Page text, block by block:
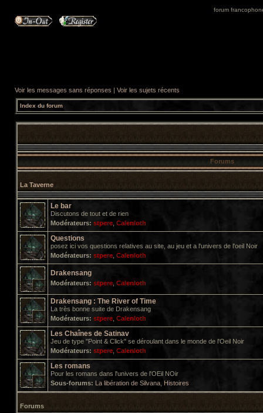
forum
Voir les messages sans réponses | Voir les sujets récents
Index du forum
Forums
La Taverne
Le bar
Discutons de tout et de rien
Modérateurs: stpere Calenloth
Questions
posez ici vos questions relatives au site, au jeu et a l'univers de l'oeil Noir
Modérateurs: stpere Calenloth
Drakensang
Modérateurs: stpere Calenloth
Drakensang : The River of Time
La très bonne suite de Drakensang
Modérateurs: stpere Calenloth
Les Chaînes de Satinav
Jeu de type "Point & Click" se déroulant dans le monde de l'Oeil Noir
Modérateurs: stpere Calenloth
Les romans
Pour les romans dans l'univers de l'OEil NOir
Sous-forums: La libération de Silvana Histoires
Forums